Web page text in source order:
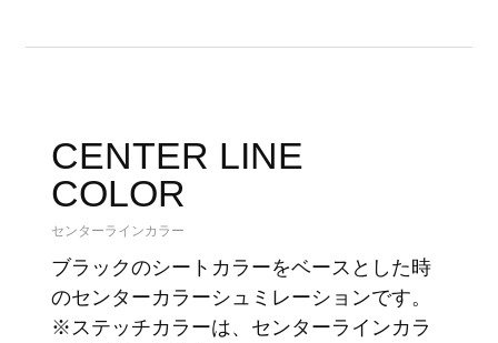
CENTER LINE
COLOR
センターラインカラー
ブラックのシートカラーをベースとした時
のセンターカラーシュミレーションです。
※ステッチカラーは、センターラインカラ